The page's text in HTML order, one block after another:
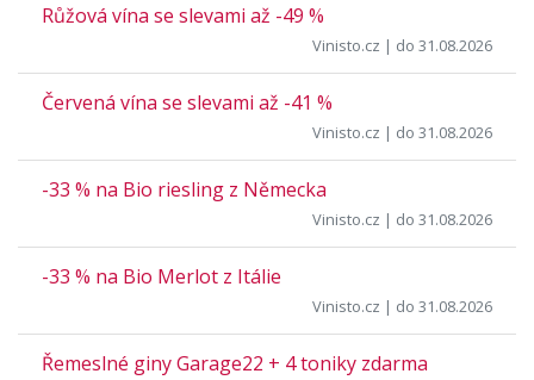
Růžová vína se slevami až -49 %
Vinisto.cz | do 31.08.2026
Červená vína se slevami až -41 %
Vinisto.cz | do 31.08.2026
-33 % na Bio riesling z Německa
Vinisto.cz | do 31.08.2026
-33 % na Bio Merlot z Itálie
Vinisto.cz | do 31.08.2026
Řemeslné giny Garage22 + 4 toniky zdarma